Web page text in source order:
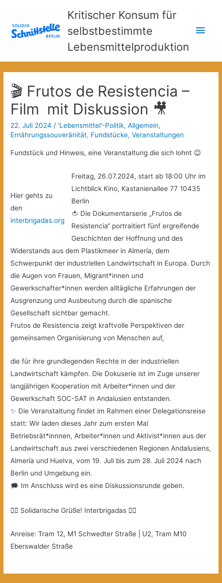
Kritischer Konsum für
selbstbestimmte
Lebensmittelproduktion
🎬 Frutos de Resistencia –
Film mit Diskussion 🎥
22. Juli 2024 / 'Lebensmittel'-Politik,Allgemein,
Ernährungssouveränität, Fundstücke,Veranstaltungen
Fundstück und Hinweis, eine Veranstaltung die sich lohnt 😉
Hier gehts zu
den
interbrigadas.org
Freitag, 26.07.2024, start ab 18:00 Uhr im
Lichtblick Kino, Kastanienallee 77 10435
Berlin
🍅 Die Dokumentarserie „Frutos de
Resistencia“ portraitiert fünf ergreifende
Geschichten der Hoffnung und des
Widerstands aus dem Plastikmeer in Almería, dem
Schwerpunkt der industriellen Landwirtschaft in Europa. Durch
die Augen von Frauen, Migrant*innen und
Gewerkschafter*innen werden alltägliche Erfahrungen der
Ausgrenzung und Ausbeutung durch die spanische
Gesellschaft sichtbar gemacht.
Frutos de Resistencia zeigt kraftvolle Perspektiven der
gemeinsamen Organisierung von Menschen auf,
die für ihre grundlegenden Rechte in der industriellen
Landwirtschaft kämpfen. Die Dokuserie ist im Zuge unserer
langjährigen Kooperation mit Arbeiter*innen und der
Gewerkschaft SOC-SAT in Andalusien entstanden.
✨ Die Veranstaltung findet im Rahmen einer Delegationsreise
statt: Wir laden dieses Jahr zum ersten Mal
Betriebsrät*innnen, Arbeiter*innen und Aktivist*innen aus der
Landwirtschaft aus zwei verschiedenen Regionen Andalusiens,
Almería und Huelva, vom 19. Juli bis zum 28. Juli 2024 nach
Berlin und Umgebung ein.
🗯 Im Anschluss wird es eine Diskussionsrunde geben.
❤️‍🔥 Solidarische Grüße! Interbrigadas ❤️‍🔥⁩
Anreise: Tram 12, M1 Schwedter Straße | U2, Tram M10
Eberswalder Straße